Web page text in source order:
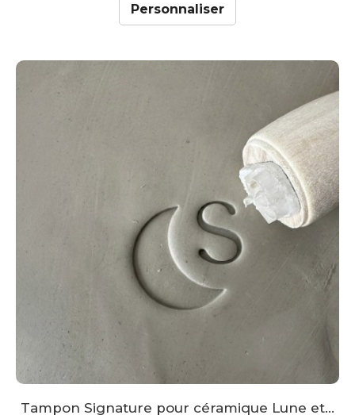
Personnaliser
Tampon Signature pour céramique Lune et...